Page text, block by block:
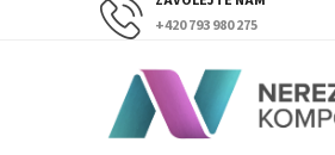
+420 793 980 275